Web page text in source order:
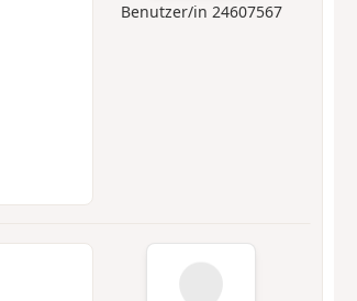
Benutzer/in 24607567